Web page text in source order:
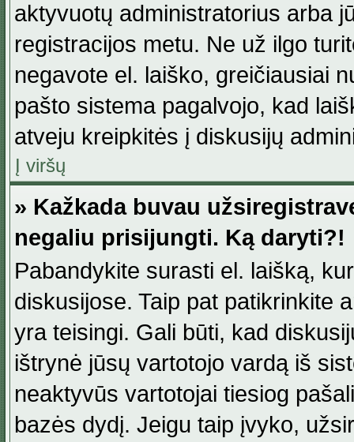
aktyvuotų administratorius arba
registracijos metu. Ne už ilgo
negavote el. laiško, greičiausiai
pašto sistema pagalvojo, kad
atveju kreipkitės į diskusijų
Į viršų
» Kažkada buvau
negaliu prisijungti. Ką daryti?!
Pabandykite surasti el. laišką,
diskusijose. Taip pat patikrinkite
yra teisingi. Gali būti, kad
ištrynė jūsų vartotojo vardą iš
neaktyvūs vartotojai tiesiog
bazės dydį. Jeigu taip įvyko,